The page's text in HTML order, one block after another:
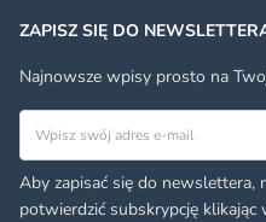
ZAPISZ SIĘ DO
Najnowsze wpisy prosto na
Adres email
Aby zapisać się do newslettera,
potwierdzić subskrypcję klikając